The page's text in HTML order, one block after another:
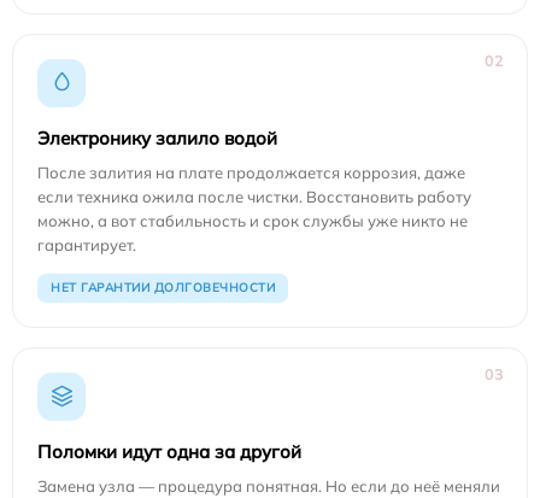
02
Электронику залило водой
После залития на плате продолжается коррозия, даже
если техника ожила после чистки. Восстановить работу
можно, а вот стабильность и срок службы уже никто не
гарантирует.
НЕТ ГАРАНТИИ ДОЛГОВЕЧНОСТИ
03
Поломки идут одна за другой
Замена узла — процедура понятная. Но если до неё меняли